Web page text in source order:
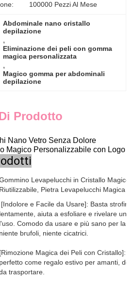
100000 Pezzi Al Mese
Abdominale nano cristallo
depilazione
,
Eliminazione dei peli con gomma
magica personalizzata
,
Magico gomma per abdominali
depilazione
Prodotto
Nano Vetro Senza Dolore
Magico Personalizzabile con Logo
Levapelucchi in Cristallo Magico
Riutilizzabile, Pietra Levapelucchi Magica
[Indolore e Facile da Usare]: Basta
lentamente, aiuta a esfoliare e rivelare
l'uso. Comodo da usare e più sano per la
niente brufoli, niente cicatrici.
[Rimozione Magica dei Peli con Cristallo]:
perfetto come regalo estivo per amanti,
trasportare.